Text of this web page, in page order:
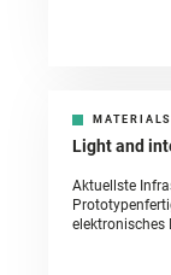
MATERIALS
Light and
Aktuellste
elektronisches